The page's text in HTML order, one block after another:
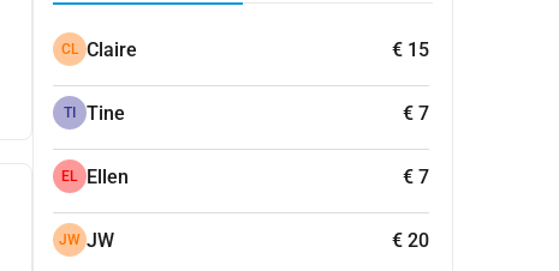
CL Claire € 15
TI Tine € 7
EL Ellen € 7
JW JW € 20